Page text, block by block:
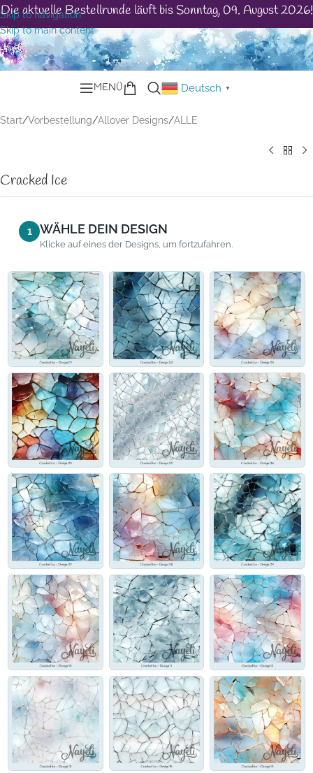
Skip to navigation
Skip to main content
Die aktuelle Bestellrunde läuft bis Sonntag, 09. August 2026!
MENÜ Deutsch ▼
Start/Vorbestellung/Allover Designs/ALLE
Cracked Ice
1 WÄHLE DEIN DESIGN
Klicke auf eines der Designs, um fortzufahren.